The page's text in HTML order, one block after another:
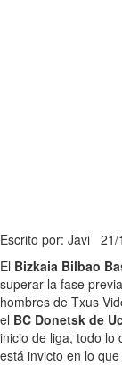
Escrito por: Javi
El Bizkaia Bilbao
superar la fase
hombres de Txus
el BC Donetsk de
inicio de liga, todo lo
está invicto en lo